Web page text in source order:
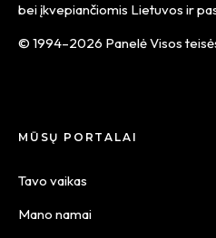
bei įkvepiančiomis Lietuvos ir
© 1994–2026 Panelė Visos
MŪSŲ PORTALAI
Tavo vaikas
Mano namai